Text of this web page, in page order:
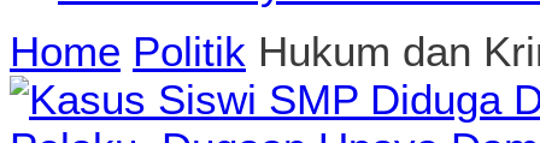
Home Politik Hukum dan